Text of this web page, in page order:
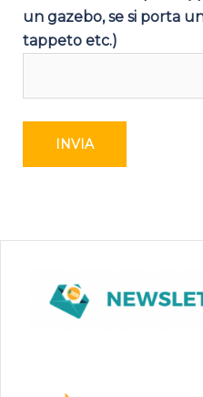
un gazebo, se si porta
tappeto etc.)